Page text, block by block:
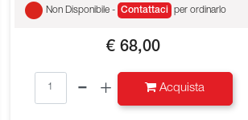
Non Disponibile - Contattaci per ordinarlo
€ 68,00
Quantità
Acquista